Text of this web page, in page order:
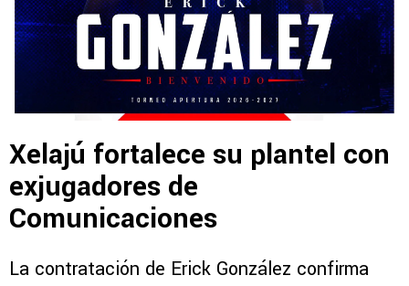
Xelajú fortalece su plantel con
exjugadores de
Comunicaciones
La contratación de Erick González confirma